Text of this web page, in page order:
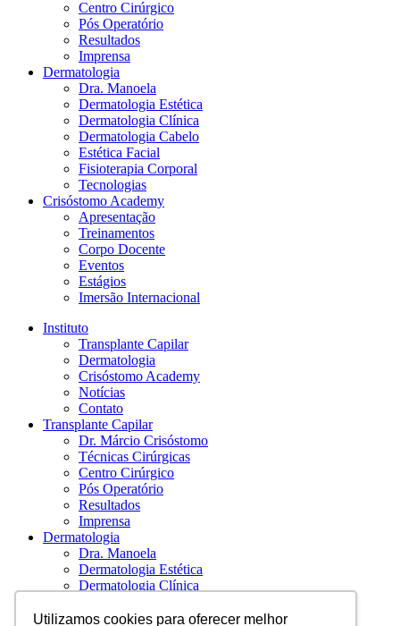
Utilizamos cookies para oferecer melhor
Centro Cirúrgico
Pós Operatório
Resultados
Imprensa
Dermatologia
Dra. Manoela
Dermatologia Estética
Dermatologia Clínica
Dermatologia Cabelo
Estética Facial
Fisioterapia Corporal
Tecnologias
Crisóstomo Academy
Apresentação
Treinamentos
Corpo Docente
Eventos
Estágios
Imersão Internacional
Instituto
Transplante Capilar
Dermatologia
Crisóstomo Academy
Notícias
Contato
Transplante Capilar
Dr. Márcio Crisóstomo
Técnicas Cirúrgicas
Centro Cirúrgico
Pós Operatório
Resultados
Imprensa
Dermatologia
Dra. Manoela
Dermatologia Estética
Dermatologia Clínica
Estética Facial